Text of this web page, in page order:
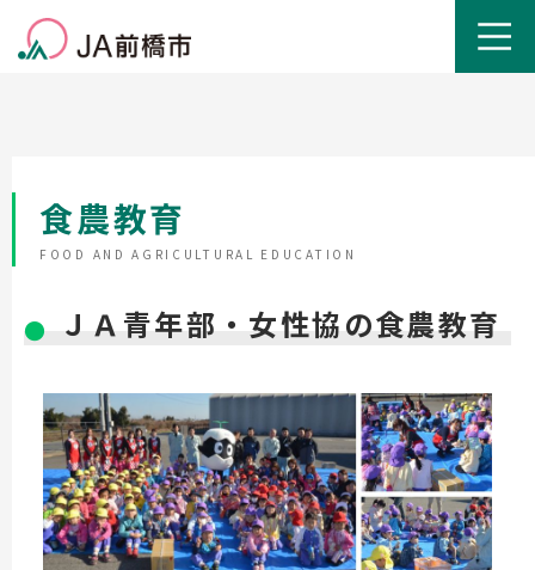
食農教育
FOOD AND AGRICULTURAL EDUCATION
ＪＡ青年部・女性協の食農教育